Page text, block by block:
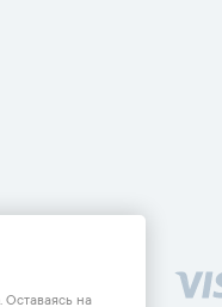
кодекса РФ.
Оставаясь на